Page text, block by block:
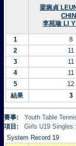
梁琬貞
李苑瑜 LI
1
8
2
11
3
11
4
11
5
12
結果
3
賽事:
Youth Table
項目:
Girls U19 Singles
System Record 19